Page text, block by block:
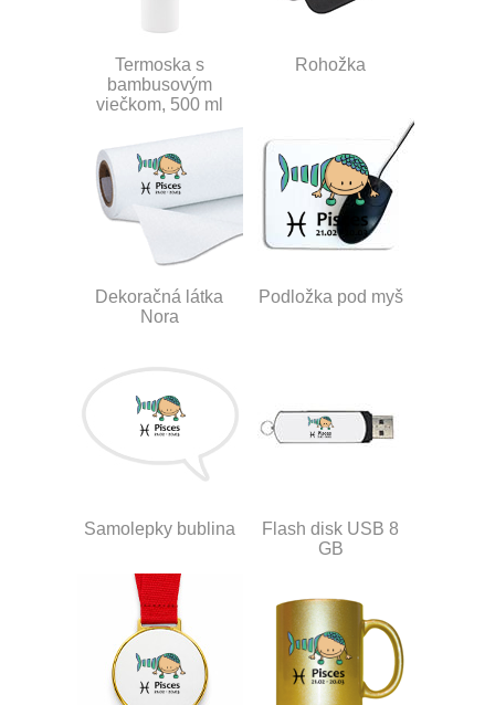
Termoska s
bambusovým
viečkom, 500 ml
Rohožka
Dekoračná látka
Nora
Podložka pod myš
Samolepky bublina
Flash disk USB 8
GB